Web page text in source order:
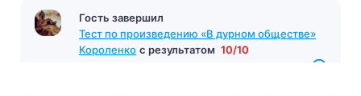
Гость завершил
Тест по произведению «В дурном обществе»
Короленко с результатом 10/10